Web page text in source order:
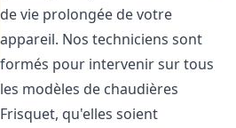
de vie prolongée de votre
appareil. Nos techniciens sont
formés pour intervenir sur tous
les modèles de chaudières
Frisquet, qu'elles soient